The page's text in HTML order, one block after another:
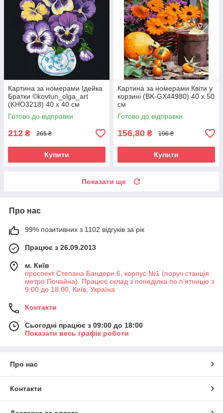
Картина за номерами Ідейка
Братки ©kovtun_olga_art
(KHO3218) 40 х 40 см
Готово до відправки
212 ₴ 265 ₴
Купити
Картина за номерами Квіти у
корзині (BK-GX44980) 40 х 50
см
Готово до відправки
156,80 ₴ 196 ₴
Купити
Показати ще
Про нас
99% позитивних з 1102 відгуків за рік
Працює з 26.09.2013
м. Київ
проспект Степана Бандери 6, корпус №1 (поруч станція
метро Почайна). Працює склад з понеділка по п'ятницю з
9:00 до 18:00, Київ, Україна
Контакти
Сьогодні працює з 09:00 до 18:00
Показати весь графік роботи
Про нас
Контакти